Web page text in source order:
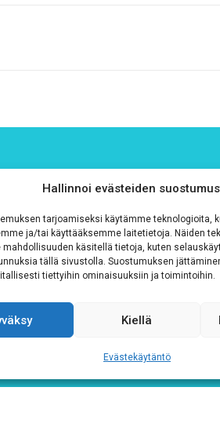
Hallinnoi evästeiden
tarjoamiseksi käytämme teknologioita,
ja/tai käyttääksemme laitetietoja. Näiden
mahdollisuuden käsitellä tietoja, kuten
tällä sivustolla. Suostumuksen
tiettyihin ominaisuuksiin ja toimintoihin.
Kiellä
Evästekäytäntö